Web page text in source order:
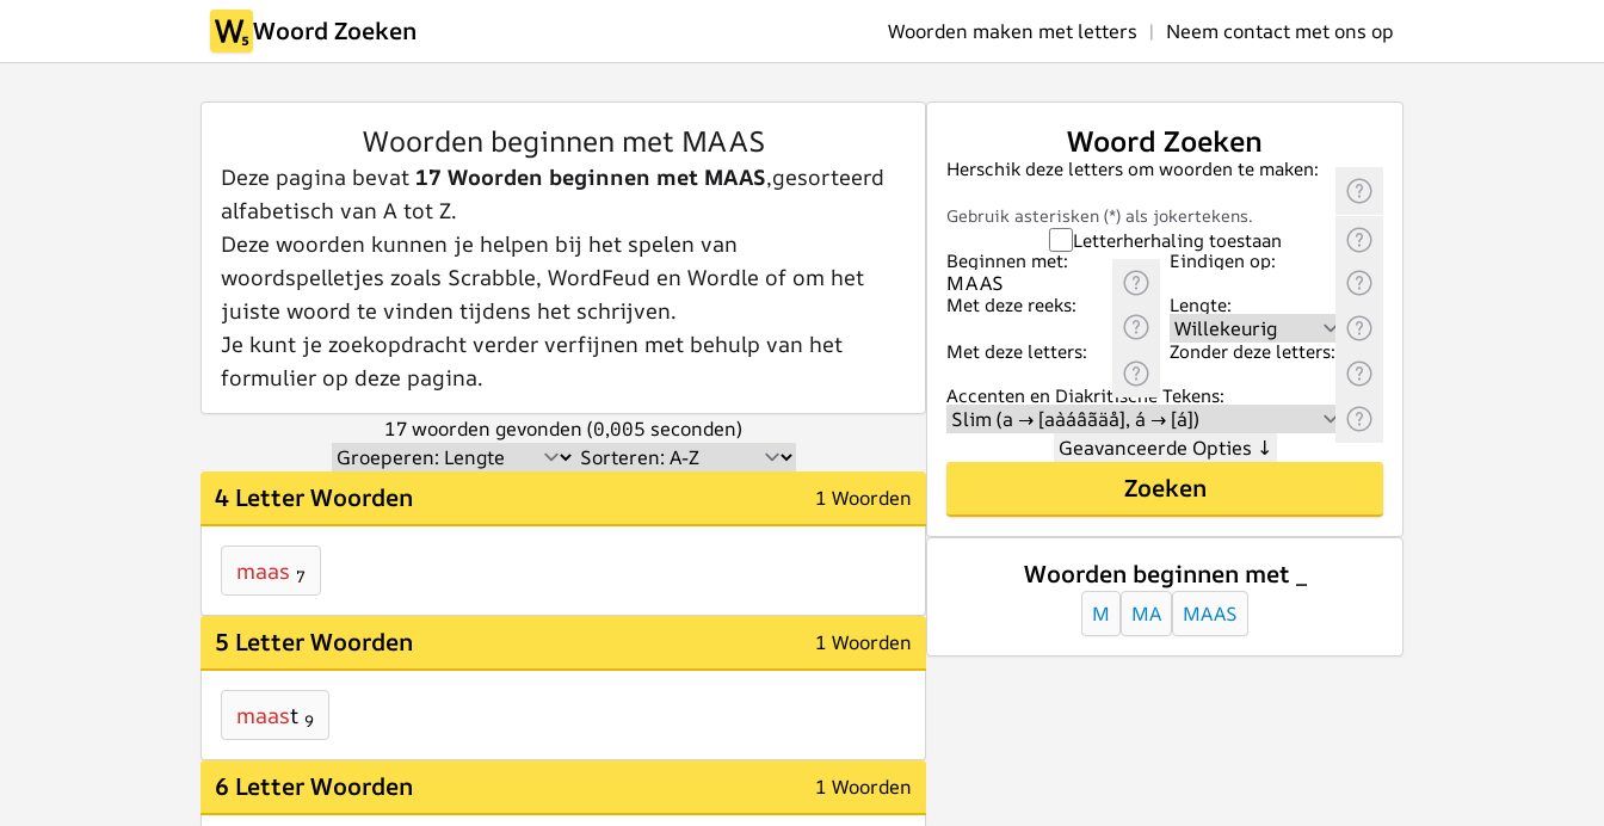
Woord Zoeken Woorden maken met letters | Neem contact met ons op
Woorden beginnen met MAAS
Deze pagina bevat 17 Woorden beginnen met MAAS,gesorteerd
alfabetisch van A tot Z.
Deze woorden kunnen je helpen bij het spelen van
woordspelletjes zoals Scrabble, WordFeud en Wordle of om het
juiste woord te vinden tijdens het schrijven.
Je kunt je zoekopdracht verder verfijnen met behulp van het
formulier op deze pagina.
17 woorden gevonden (0,005 seconden)
4 Letter Woorden 1 Woorden
maas 7
5 Letter Woorden 1 Woorden
maast 9
6 Letter Woorden 1 Woorden
Woord Zoeken
Herschik deze letters om woorden te maken:
Gebruik asterisken (*) als jokertekens.
Letterherhaling toestaan
Beginnen met:
Eindigen op:
Met deze reeks:
Lengte:
Met deze letters:
Zonder deze letters:
Accenten en Diakritische Tekens:
Geavanceerde Opties ↓
Zoeken
Woorden beginnen met _
M MA MAAS